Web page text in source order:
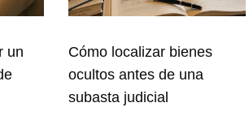
un
Cómo localizar bienes
ocultos antes de una
subasta judicial